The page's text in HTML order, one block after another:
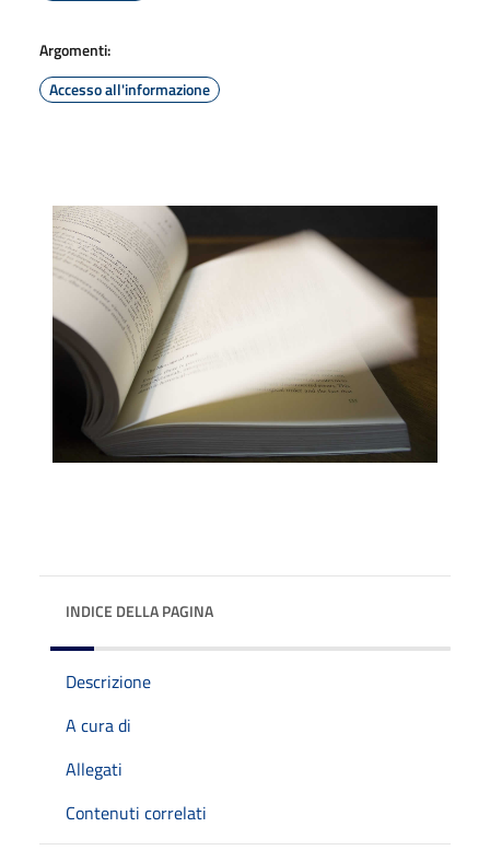
Argomenti:
Accesso all'informazione
INDICE DELLA PAGINA
Descrizione
A cura di
Allegati
Contenuti correlati